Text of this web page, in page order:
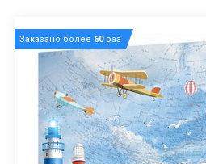
Заказано более 60раз